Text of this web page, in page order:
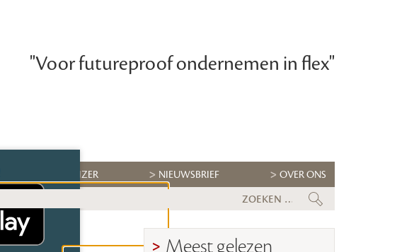
"Voor futureproof ondernemen in flex"
CAO WIJZER NIEUWSBRIEF OVER ONS
Flexbranche wacht
Meest gelezen